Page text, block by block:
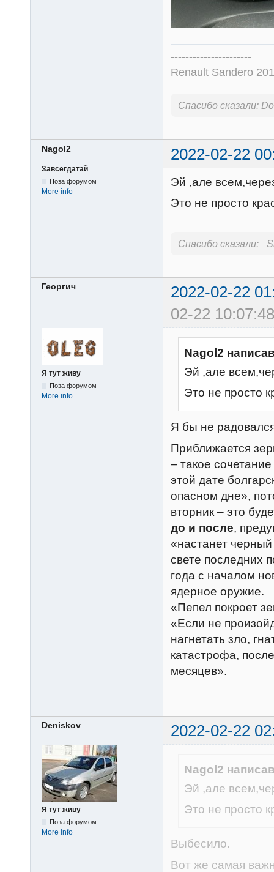
----------------------
Renault Sandero
Спасибо сказали:
Nagol2 2022-02-22
Завсегдатай
Поза форумом
More info
Эй ,але
Это не просто
Спасибо сказали:
Георгич
2022-02-22
02-22
Я тут живу
Поза форумом
More info
Nagol2
Эй ,але
Это не просто
Я бы не
Приближается
– такое
этой дате
опасном дне»,
вторник – это
до и после,
«настанет
свете последних
года с началом
ядерное оружие.
«Пепел покроет
«Если не
нагнетать зло,
катастрофа,
месяцев».
Deniskov 2022-02-22
Я тут живу
Поза форумом
More info
Nagol2
Эй ,але
Это не просто
Выбесило.
Вот же самая